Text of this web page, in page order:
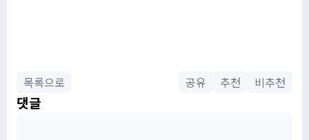
목록으로 공유 추천 비추천
댓글